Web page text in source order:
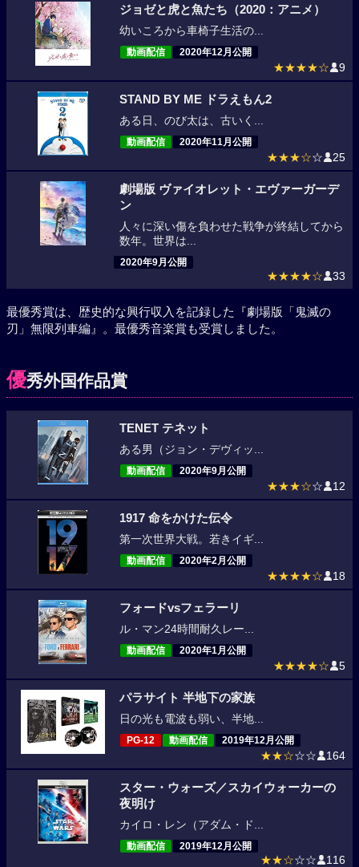
ジョゼと虎と魚たち（2020：アニメ）
幼いころから車椅子生活の...
動画配信 2020年12月公開
★★★★☆ 9
STAND BY ME ドラえもん2
ある日、のび太は、古いく...
動画配信 2020年11月公開
★★★☆☆ 25
劇場版 ヴァイオレット・エヴァーガーデ
ン
人々に深い傷を負わせた戦争が終結してから
数年。世界は...
2020年9月公開
★★★★☆ 33
最優秀賞は、歴史的な興行収入を記録した『劇場版「鬼滅の
刃」無限列車編』。最優秀音楽賞も受賞しました。
優秀外国作品賞
TENET テネット
ある男（ジョン・デヴィッ...
動画配信 2020年9月公開
★★★☆☆ 12
1917 命をかけた伝令
第一次世界大戦。若きイギ...
動画配信 2020年2月公開
★★★★☆ 18
フォードvsフェラーリ
ル・マン24時間耐久レー...
動画配信 2020年1月公開
★★★★☆ 5
パラサイト 半地下の家族
日の光も電波も弱い、半地...
PG-12 動画配信 2019年12月公開
★★☆☆☆ 164
スター・ウォーズ／スカイウォーカーの
夜明け
カイロ・レン（アダム・ド...
動画配信 2019年12月公開
★★☆☆☆ 116